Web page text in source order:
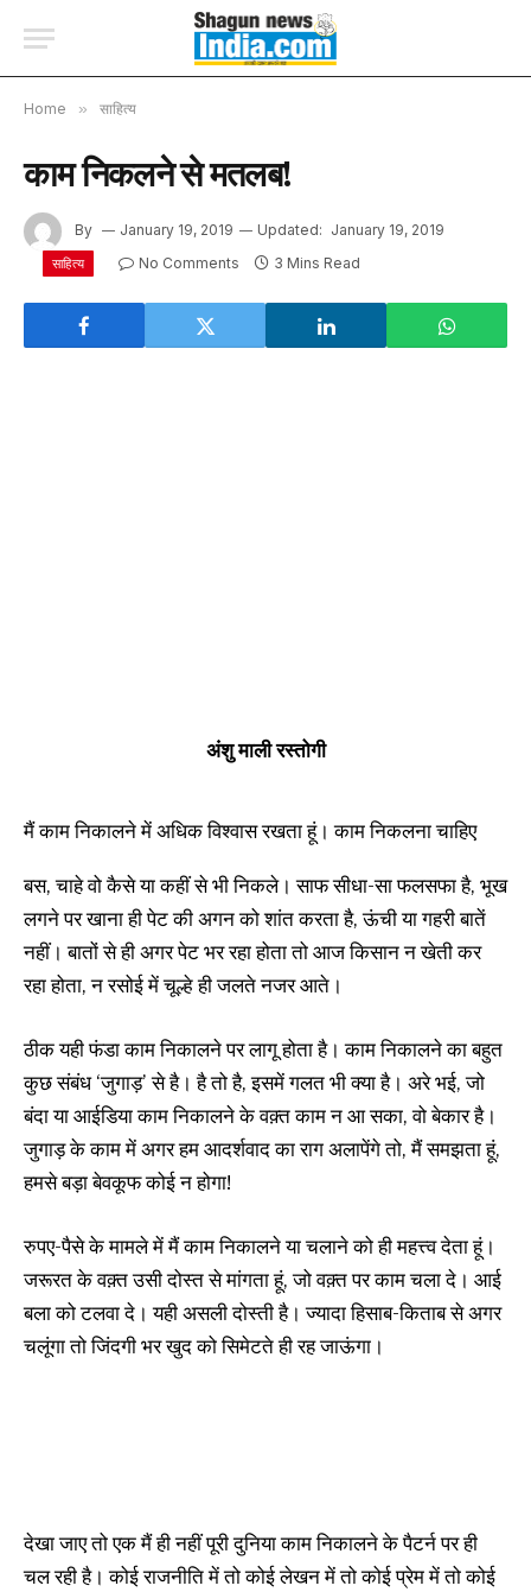
Home » साहित्य
काम निकलने से मतलब!
By January 19, 2019 Updated: January 19, 2019
साहित्य No Comments 3 Mins Read
अंशु माली रस्तोगी
मैं काम निकालने में अधिक विश्वास रखता हूं। काम निकलना चाहिए
बस, चाहे वो कैसे या कहीं से भी निकले। साफ सीधा-सा फलसफा है, भूख
लगने पर खाना ही पेट की अगन को शांत करता है, ऊंची या गहरी बातें
नहीं। बातों से ही अगर पेट भर रहा होता तो आज किसान न खेती कर
रहा होता, न रसोई में चूल्हे ही जलते नजर आते।
ठीक यही फंडा काम निकालने पर लागू होता है। काम निकालने का बहुत
कुछ संबंध ‘जुगाड़’ से है। है तो है, इसमें गलत भी क्या है। अरे भई, जो
बंदा या आईडिया काम निकालने के वक़्त काम न आ सका, वो बेकार है।
जुगाड़ के काम में अगर हम आदर्शवाद का राग अलापेंगे तो, मैं समझता हूं,
हमसे बड़ा बेवकूफ कोई न होगा!
रुपए-पैसे के मामले में मैं काम निकालने या चलाने को ही महत्त्व देता हूं।
जरूरत के वक़्त उसी दोस्त से मांगता हूं, जो वक़्त पर काम चला दे। आई
बला को टलवा दे। यही असली दोस्ती है। ज्यादा हिसाब-किताब से अगर
चलूंगा तो जिंदगी भर खुद को सिमेटते ही रह जाऊंगा।
देखा जाए तो एक मैं ही नहीं पूरी दुनिया काम निकालने के पैटर्न पर ही
चल रही है। कोई राजनीति में तो कोई लेखन में तो कोई प्रेम में तो कोई